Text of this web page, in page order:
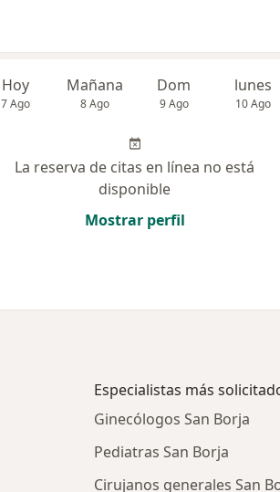
Hoy
7 Ago
Mañana
8 Ago
Dom
9 Ago
lunes
10 Ago
La reserva de citas en línea no está
disponible
Mostrar perfil
Especialistas más
Ginecólogos San Borja
Pediatras San Borja
Cirujanos generales San